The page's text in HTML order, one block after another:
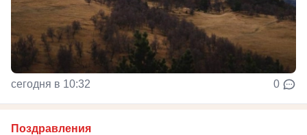
сегодня в 10:32 0
Поздравления